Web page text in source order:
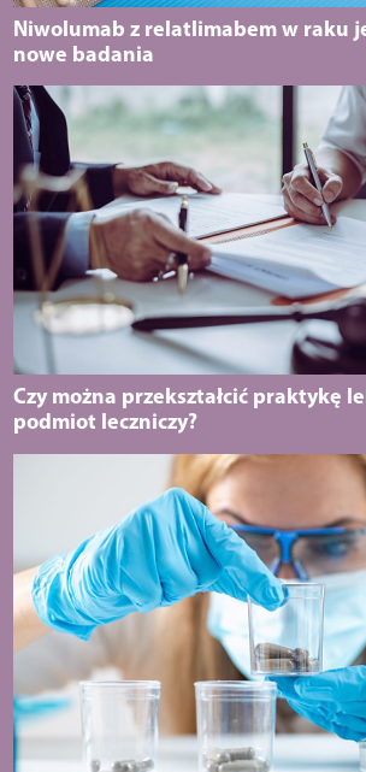
Niwolumab z relatlimabem w raku
nowe badania
Czy można przekształcić praktykę
podmiot leczniczy?